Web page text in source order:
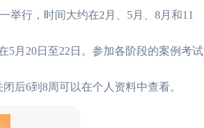
行，时间大约在2月、5月、8月和11
5月20日至22日。参加各阶段的案例考试
后6到8周可以在个人资料中查看。